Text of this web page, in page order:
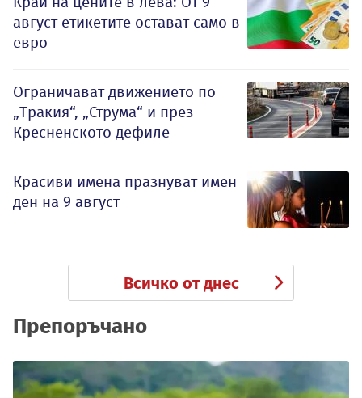
август етикетите остават само в
евро
Ограничават движението по
„Тракия“, „Струма“ и през
Кресненското дефиле
Красиви имена празнуват имен
ден на 9 август
Всичко от днес
Препоръчано